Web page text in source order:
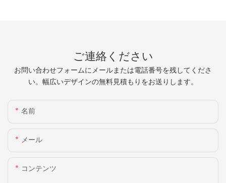
ご連絡ください
お問い合わせフォームにメールまたは電話番号を残してくださ
い。幅広いデザインの無料見積もりをお送りします。
名前
メール
コンテンツ